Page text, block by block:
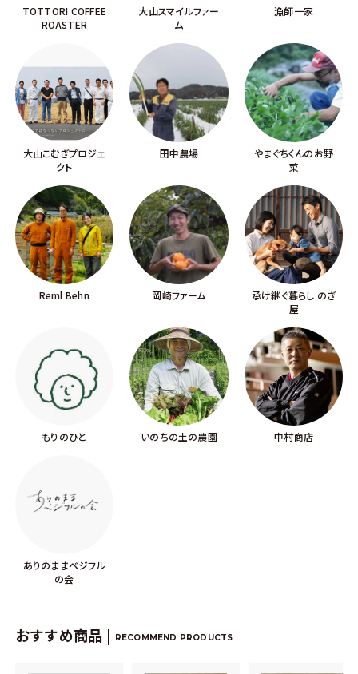
TOTTORI COFFEE
ROASTER
大山スマイルファー
ム
漁師一家
大山こむぎプロジェ
クト
田中農場
やまぐちくんのお野
菜
Reml Behn 岡崎ファーム
承け継ぐ暮らし のぎ
屋
もりのひと いのちの土の農園 中村商店
ありのままベジフル
の会
おすすめ商品 | RECOMMEND PRODUCTS